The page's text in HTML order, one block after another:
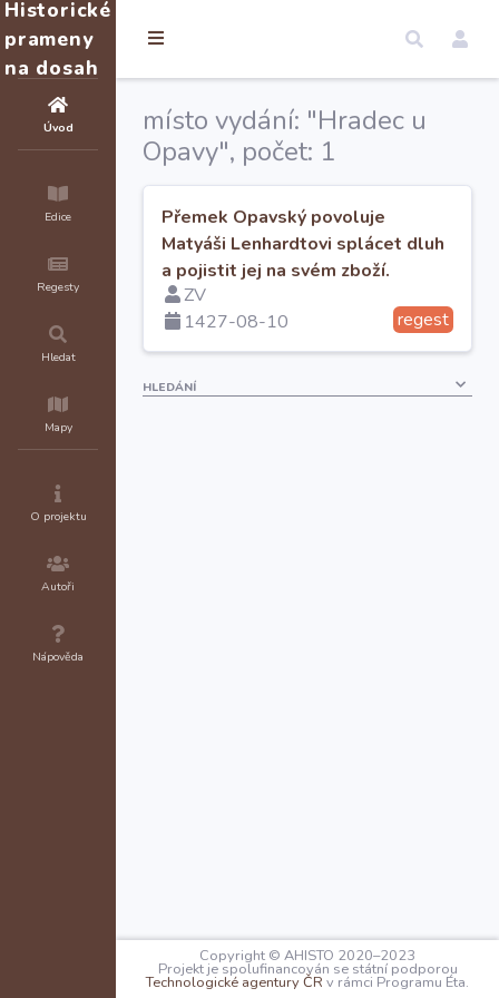
Historické
prameny
na dosah
Úvod
Edice
Regesty
Hledat
Mapy
O projektu
Autoři
Nápověda
místo vydání: "Hradec u
Opavy", počet: 1
Přemek Opavský povoluje
Matyáši Lenhardtovi splácet dluh
a pojistit jej na svém zboží.
ZV
1427-08-10
regest
HLEDÁNÍ
Copyright © AHISTO 2020–2023
Projekt je spolufinancován se státní podporou
Technologické agentury ČR v rámci Programu Éta.